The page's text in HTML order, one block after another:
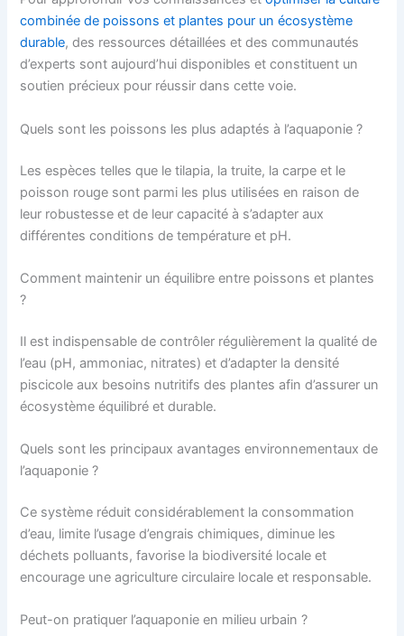
combinée de poissons et plantes pour un écosystème
durable, des ressources détaillées et des communautés
d’experts sont aujourd’hui disponibles et constituent un
soutien précieux pour réussir dans cette voie.
Quels sont les poissons les plus adaptés à l’aquaponie ?
Les espèces telles que le tilapia, la truite, la carpe et le
poisson rouge sont parmi les plus utilisées en raison de
leur robustesse et de leur capacité à s’adapter aux
différentes conditions de température et pH.
Comment maintenir un équilibre entre poissons et plantes
?
Il est indispensable de contrôler régulièrement la qualité de
l’eau (pH, ammoniac, nitrates) et d’adapter la densité
piscicole aux besoins nutritifs des plantes afin d’assurer un
écosystème équilibré et durable.
Quels sont les principaux avantages environnementaux de
l’aquaponie ?
Ce système réduit considérablement la consommation
d’eau, limite l’usage d’engrais chimiques, diminue les
déchets polluants, favorise la biodiversité locale et
encourage une agriculture circulaire locale et responsable.
Peut-on pratiquer l’aquaponie en milieu urbain ?